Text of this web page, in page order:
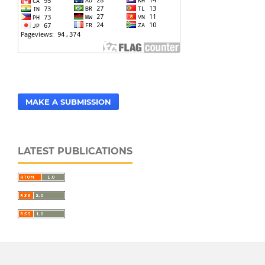
MAKE A SUBMISSION
LATEST PUBLICATIONS